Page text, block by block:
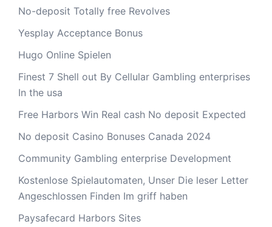
No-deposit Totally free Revolves
Yesplay Acceptance Bonus
Hugo Online Spielen
Finest 7 Shell out By Cellular Gambling enterprises
In the usa
Free Harbors Win Real cash No deposit Expected
No deposit Casino Bonuses Canada 2024
Community Gambling enterprise Development
Kostenlose Spielautomaten, Unser Die leser Letter
Angeschlossen Finden Im griff haben
Paysafecard Harbors Sites